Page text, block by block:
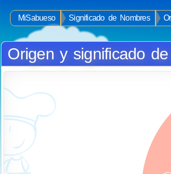
MiSabueso Significado de Nombres
Origen y significado